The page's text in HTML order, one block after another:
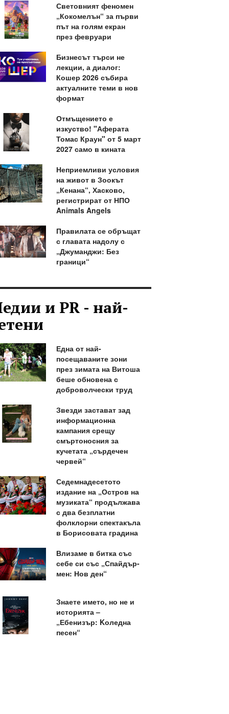
Световният феномен
„Кокомелън“ за първи
път на голям екран
през февруари
Бизнесът търси не
лекции, а диалог:
Кошер 2026 събира
актуалните теми в нов
формат
Отмъщението е
изкуство! "Аферата
Томас Краун" от 5 март
2027 само в кината
Неприемливи условия
на живот в Зоокът
„Кенана“, Хасково,
регистрират от НПО
Animals Angels
Правилата се обръщат
с главата надолу с
„Джуманджи: Без
граници“
и PR - най-
Една от най-
посещаваните зони
през зимата на Витоша
беше обновена с
доброволчески труд
Звезди застават зад
информационна
кампания срещу
смъртоносния за
кучетата „сърдечен
червей“
Седемнадесетото
издание на „Остров на
музиката“ продължава
с два безплатни
фолклорни спектакъла
в Борисовата градина
Влизаме в битка със
себе си със „Спайдър-
мен: Нов ден“
Знаете името, но не и
историята –
„Ебенизър: Kоледна
песен“